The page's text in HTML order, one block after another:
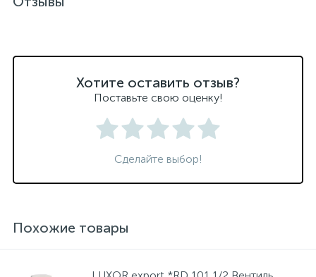
Хотите оставить отзыв?
Поставьте свою оценку!
Сделайте выбор!
Похожие товары